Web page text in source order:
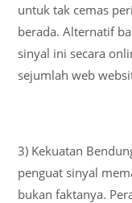
untuk tak cemas
berada. Alternatif
sinyal ini secara
sejumlah web
3) Kekuatan
penguat sinyal
bukan faktanya.